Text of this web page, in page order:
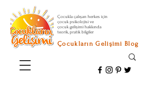
Çocukla çalışan herkes için
çocuk psikolojisi ve
çocuk gelişimi hakkında
teorik, pratik bilgiler
Çocukların Gelişimi Blog